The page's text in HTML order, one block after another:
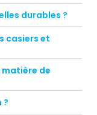
durables ?
casiers et
matière de
?